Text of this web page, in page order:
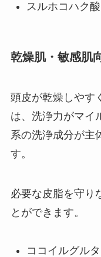
スルホコハク
乾燥肌・敏感肌
頭皮が乾燥しやす
は、洗浄力がマイ
系の洗浄成分が主
す。
必要な皮脂を守り
とができます。
ココイルグル